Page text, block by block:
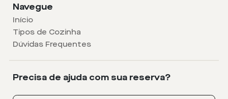
Navegue
Início
Tipos de Cozinha
Dúvidas Frequentes
Precisa de ajuda com sua reserva?